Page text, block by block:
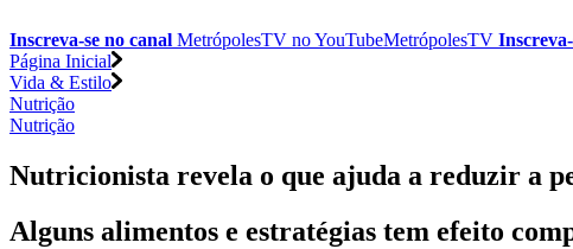
Inscreva-se no canal MetrópolesTV noYouTubeMetrópolesTV
Página Inicial
Vida & Estilo
Nutrição
Nutrição
Nutricionista revela o que ajuda a reduzir a
Alguns alimentos e estratégias tem efeito